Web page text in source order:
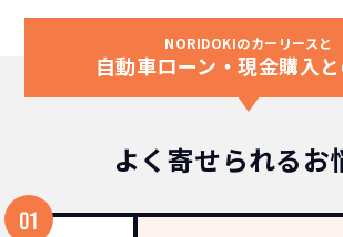
NORIDOKIのカーリースと
自動車ローン・現金購入
よく寄せられるお